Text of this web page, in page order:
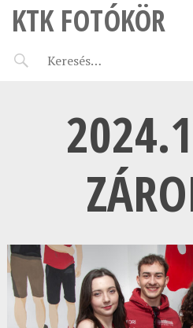
KTK FOTÓKÖR